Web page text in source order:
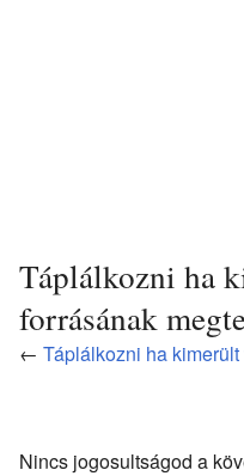
Táplálkozni ha
forrásának
← Táplálkozni ha
Nincs jogosultságod a